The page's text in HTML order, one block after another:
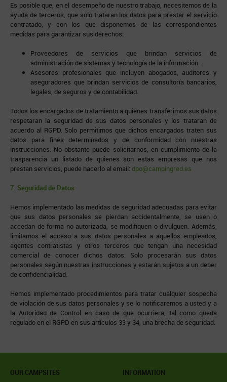
Es posible que, en el desempeño de nuestro trabajo, necesitemos de la
ayuda de terceros, que solo trataran los datos para prestar el servicio
contratado, y con los que disponemos de las correspondientes
medidas para garantizar sus derechos:
Proveedores de servicios que brindan servicios de
administración de sistemas y tecnología de la información.
Asesores profesionales que incluyen abogados, auditores y
aseguradores que brindan servicios de consultoría bancarios,
legales, de seguros y de contabilidad.
Todos los encargados de tratamiento a quienes transferimos sus datos
respetaran la seguridad de sus datos personales y los trataran de
acuerdo al RGPD. Solo permitimos que dichos encargados traten sus
datos para fines determinados y de conformidad con nuestras
instrucciones. No obstante puede solicitarnos, en cumplimiento de la
trasparencia un listado de quienes son estas empresas que nos
prestan servicios, puede hacerlo al email: dpo@campingred.es
7. Seguridad de Datos
Hemos implementado las medidas de seguridad adecuadas para evitar
que sus datos personales se pierdan accidentalmente, se usen o
accedan de forma no autorizada, se modifiquen o divulguen. Además,
limitamos el acceso a sus datos personales a aquellos empleados,
agentes contratistas y otros terceros que tengan una necesidad
comercial de conocer dichos datos. Solo procesarán sus datos
personales según nuestras instrucciones y estarán sujetos a un deber
de confidencialidad.
Hemos implementado procedimientos para tratar cualquier sospecha
de violación de sus datos personales y se lo notificaremos a usted y a
la Autoridad de Control en caso de que ocurriera, tal como queda
regulado en el RGPD en sus artículos 33 y 34, una brecha de seguridad.
OUR CAMPSITES
INFORMATION